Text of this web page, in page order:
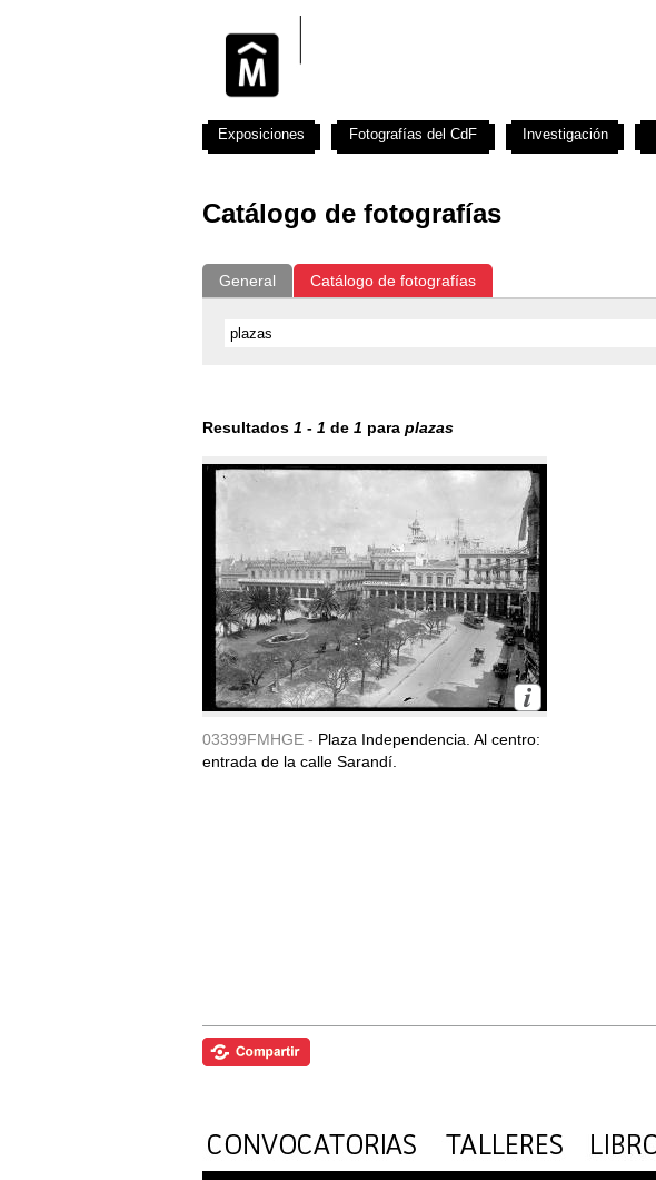
Catálogo de fotografías
General Catálogo de fotografías
Resultados 1 - 1 de 1 para plazas
03399FMHGE - Plaza Independencia. Al centro:
entrada de la calle Sarandí.
Exposiciones Fotografías del CdF Investigación